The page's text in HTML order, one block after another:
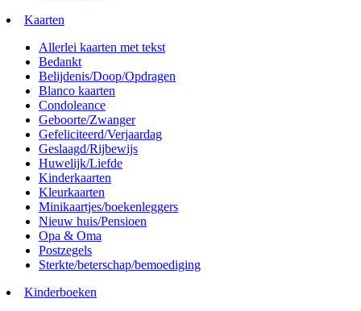
Kaarten
Allerlei kaarten met tekst
Bedankt
Belijdenis/Doop/Opdragen
Blanco kaarten
Condoleance
Geboorte/Zwanger
Gefeliciteerd/Verjaardag
Geslaagd/Rijbewijs
Huwelijk/Liefde
Kinderkaarten
Kleurkaarten
Minikaartjes/boekenleggers
Nieuw huis/Pensioen
Opa & Oma
Postzegels
Sterkte/beterschap/bemoediging
Kinderboeken